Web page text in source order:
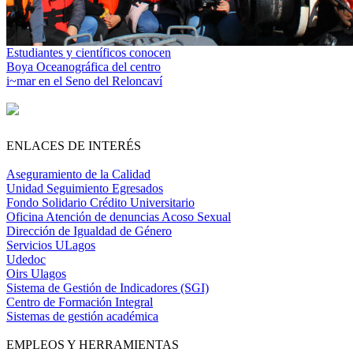
Estudiantes y científicos conocen
Boya Oceanográfica del centro
i~mar en el Seno del Reloncaví
ENLACES DE INTERÉS
Aseguramiento de la Calidad
Unidad Seguimiento Egresados
Fondo Solidario Crédito Universitario
Oficina Atención de denuncias Acoso Sexual
Dirección de Igualdad de Género
Servicios ULagos
Udedoc
Oirs Ulagos
Sistema de Gestión de Indicadores (SGI)
Centro de Formación Integral
Sistemas de gestión académica
EMPLEOS Y HERRAMIENTAS